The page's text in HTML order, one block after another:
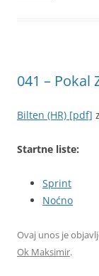
041 – Pokal
Bilten (HR) [pdf]
Startne liste:
Sprint
Noćno
Ovaj unos je
Ok Maksimir.